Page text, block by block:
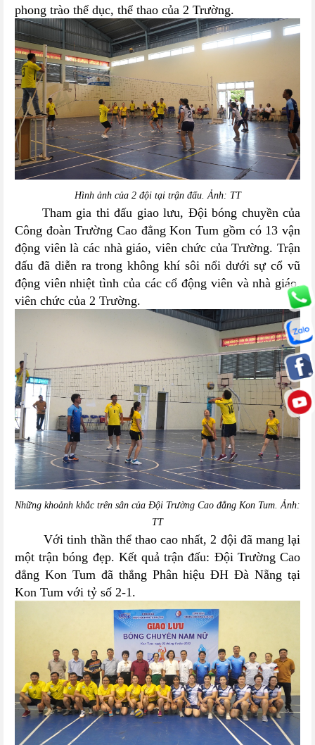
phong trào thể dục, thể thao của 2 Trường.
Hình ảnh của 2 đội tại trận đấu. Ảnh: TT
Tham gia thi đấu giao lưu, Đội bóng chuyền của
Công đoàn Trường Cao đẳng Kon Tum gồm có 13 vận
động viên là các nhà giáo, viên chức của Trường. Trận
đấu đã diễn ra trong không khí sôi nổi dưới sự cổ vũ
động viên nhiệt tình của các cổ động viên và nhà giáo,
viên chức của 2 Trường.
Những khoảnh khắc trên sân của Đội Trường Cao đẳng Kon Tum. Ảnh:
TT
Với tinh thần thể thao cao nhất, 2 đội đã mang lại
một trận bóng đẹp. Kết quả trận đấu: Đội Trường Cao
đẳng Kon Tum đã thắng Phân hiệu ĐH Đà Nẵng tại
Kon Tum với tỷ số 2-1.